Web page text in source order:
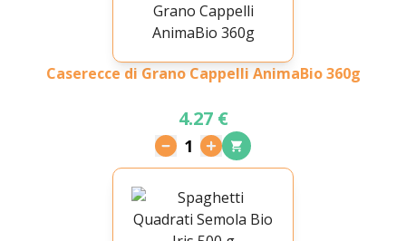
Caserecce di Grano Cappelli AnimaBio 360g
4.27 €
1